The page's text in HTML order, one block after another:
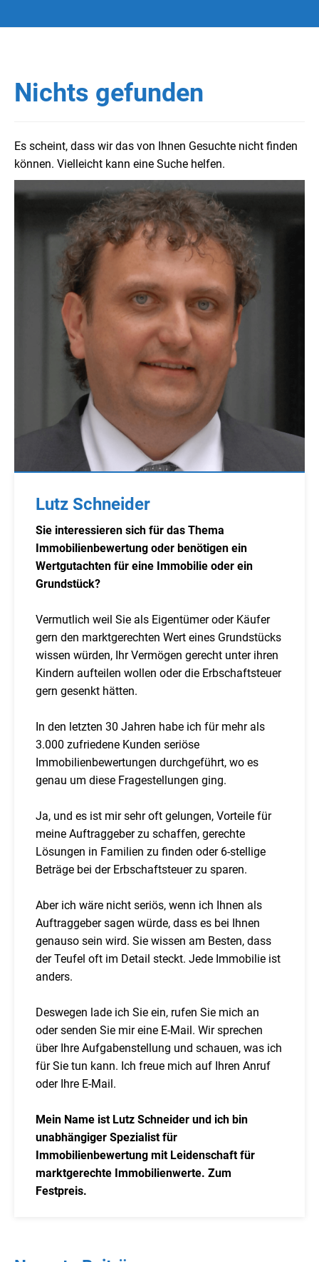
Nichts gefunden
Es scheint, dass wir das von Ihnen Gesuchte nicht finden
können. Vielleicht kann eine Suche helfen.
Lutz Schneider
Sie interessieren sich für das Thema
Immobilienbewertung oder benötigen ein
Wertgutachten für eine Immobilie oder ein
Grundstück?
Vermutlich weil Sie als Eigentümer oder Käufer
gern den marktgerechten Wert eines Grundstücks
wissen würden, Ihr Vermögen gerecht unter ihren
Kindern aufteilen wollen oder die Erbschaftsteuer
gern gesenkt hätten.
In den letzten 30 Jahren habe ich für mehr als
3.000 zufriedene Kunden seriöse
Immobilienbewertungen durchgeführt, wo es
genau um diese Fragestellungen ging.
Ja, und es ist mir sehr oft gelungen, Vorteile für
meine Auftraggeber zu schaffen, gerechte
Lösungen in Familien zu finden oder 6-stellige
Beträge bei der Erbschaftsteuer zu sparen.
Aber ich wäre nicht seriös, wenn ich Ihnen als
Auftraggeber sagen würde, dass es bei Ihnen
genauso sein wird. Sie wissen am Besten, dass
der Teufel oft im Detail steckt. Jede Immobilie ist
anders.
Deswegen lade ich Sie ein, rufen Sie mich an
oder senden Sie mir eine E-Mail. Wir sprechen
über Ihre Aufgabenstellung und schauen, was ich
für Sie tun kann. Ich freue mich auf Ihren Anruf
oder Ihre E-Mail.
Mein Name ist Lutz Schneider und ich bin
unabhängiger Spezialist für
Immobilienbewertung mit Leidenschaft für
marktgerechte Immobilienwerte. Zum
Festpreis.